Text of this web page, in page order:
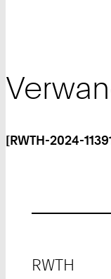
[RWTH-2024-
RWTH